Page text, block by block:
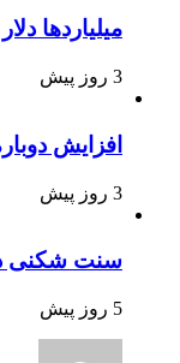
میلیاردها
3 روز پیش
افزایش
3 روز پیش
سنت شکنی
5 روز پیش